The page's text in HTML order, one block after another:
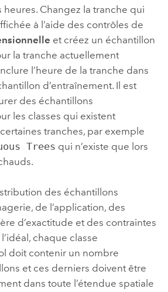
Changez la tranche qui
à l’aide des contrôles de
et créez un échantillon
la tranche actuellement
l’heure de la tranche dans
d’entraînement. Il est
des échantillons
les classes qui existent
tranches, par exemple
Trees qui n’existe que lors
des échantillons
de l’application, des
d’exactitude et des contraintes
chaque classe
doit contenir un nombre
et ces derniers doivent être
dans toute l’étendue spatiale